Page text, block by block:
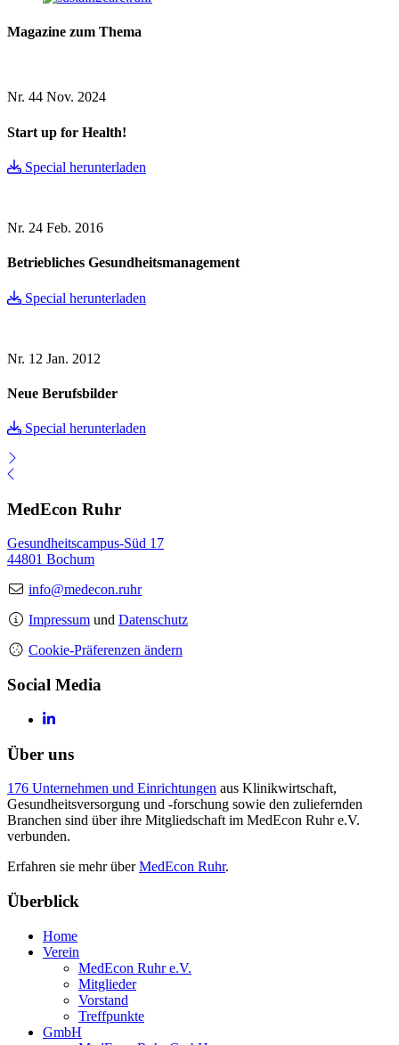
Magazine zum Thema
Nr. 44 Nov. 2024
Start up for Health!
Special herunterladen
Nr. 24 Feb. 2016
Betriebliches Gesundheitsmanagement
Special herunterladen
Nr. 12 Jan. 2012
Neue Berufsbilder
Special herunterladen
MedEcon Ruhr
Gesundheitscampus-Süd 17
44801 Bochum
info@medecon.ruhr
Impressum und Datenschutz
Cookie-Präferenzen ändern
Social Media
Über uns
176 Unternehmen und Einrichtungen aus Klinikwirtschaft,
Gesundheitsversorgung und -forschung sowie den zuliefernden
Branchen sind über ihre Mitgliedschaft im MedEcon Ruhr e.V.
verbunden.
Erfahren sie mehr überMedEcon Ruhr.
Überblick
Home
Verein
MedEcon Ruhr e.V.
Mitglieder
Vorstand
Treffpunkte
GmbH